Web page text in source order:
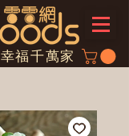
福千萬家